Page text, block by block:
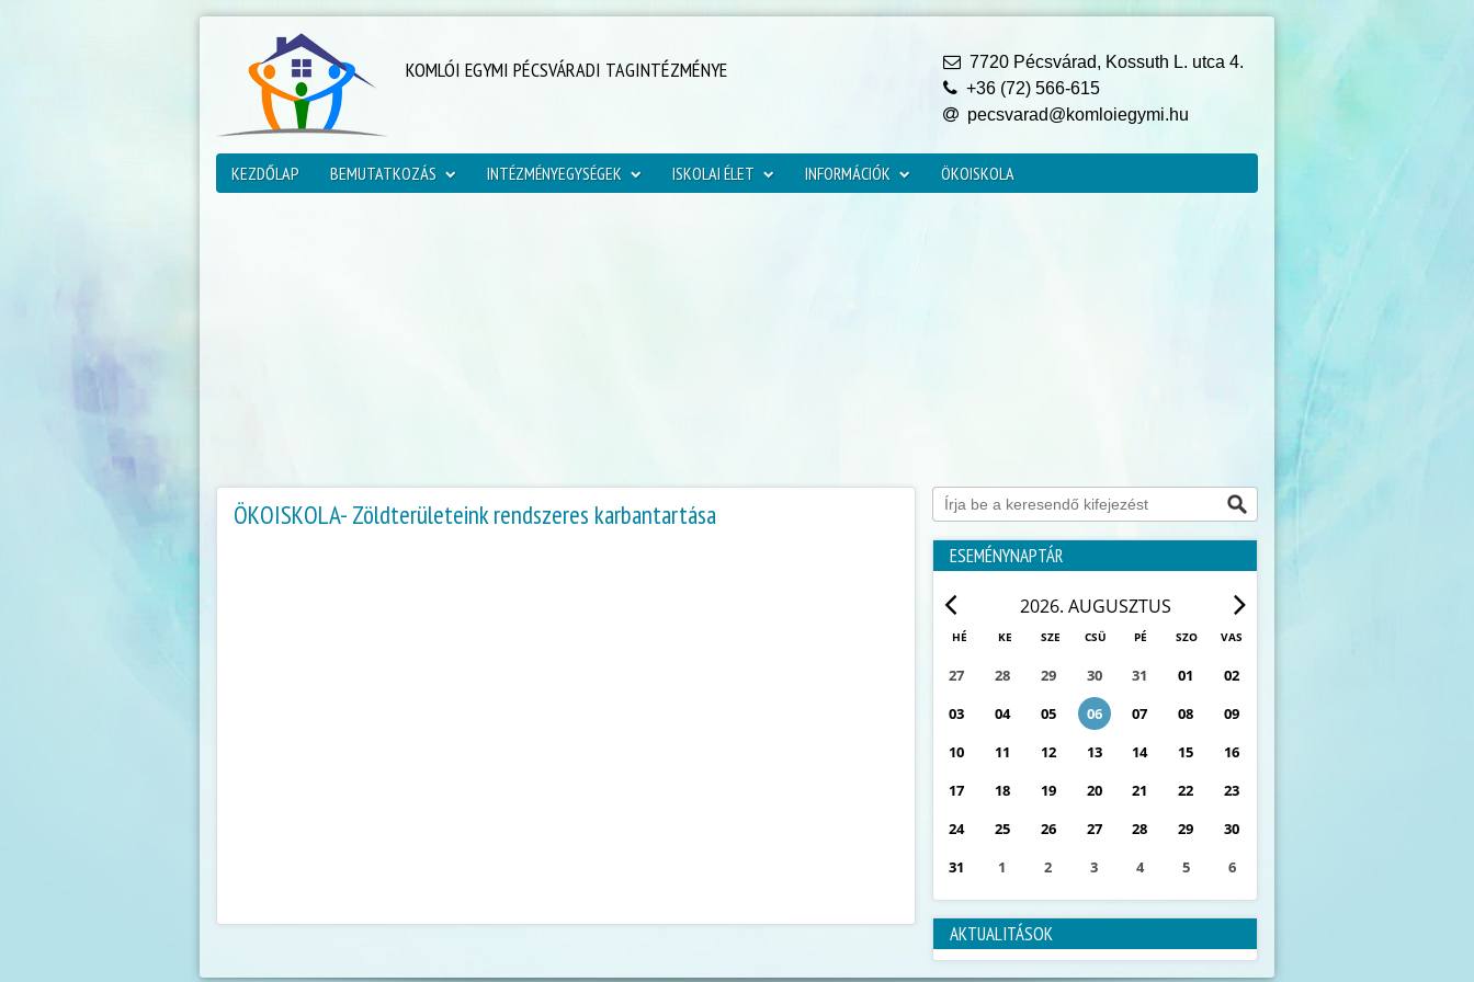
KOMLÓI EGYMI PÉCSVÁRADI TAGINTÉZMÉNYE
7720 Pécsvárad, Kossuth L. utca 4.
+36 (72) 566-615
pecsvarad@komloiegymi.hu
KEZDŐLAP BEMUTATKOZÁS INTÉZMÉNYEGYSÉGEK ISKOLAI ÉLET INFORMÁCIÓK ÖKOISKOLA
ÖKOISKOLA- Zöldterületeink rendszeres karbantartása
ESEMÉNYNAPTÁR
2026. AUGUSZTUS
HÉ KE SZE CSÜ PÉ SZO VAS
27 28 29 30 31 01
02
03
04 05 06 07 08
09
10
11 12 13 14 15
16
17
18 19 20 21 22
23
24
25 26 27 28 29
30
31
1 2 3 4 5 6
0ESEMÉNY
AKTUALITÁSOK